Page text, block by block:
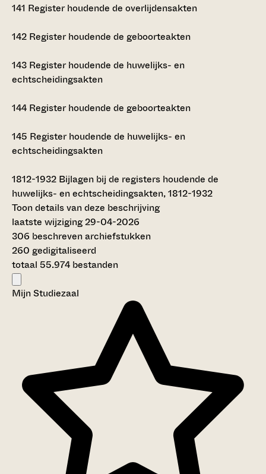
141 Register houdende de overlijdensakten
142 Register houdende de geboorteakten
143 Register houdende de huwelijks- en
echtscheidingsakten
144 Register houdende de geboorteakten
145 Register houdende de huwelijks- en
echtscheidingsakten
1812-1932 Bijlagen bij de registers houdende de
huwelijks- en echtscheidingsakten, 1812-1932
Toon details van deze beschrijving
laatste wijziging 29-04-2026
306 beschreven archiefstukken
260 gedigitaliseerd
totaal 55.974 bestanden
Mijn Studiezaal